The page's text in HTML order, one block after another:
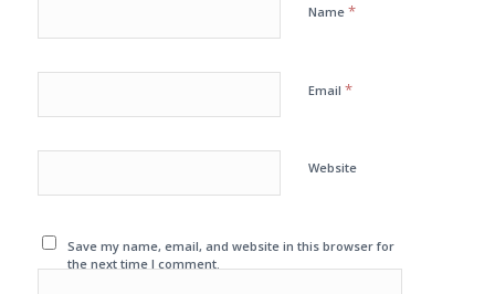
Name *
Email *
Website
Save my name, email, and website in this browser for
the next time I comment.